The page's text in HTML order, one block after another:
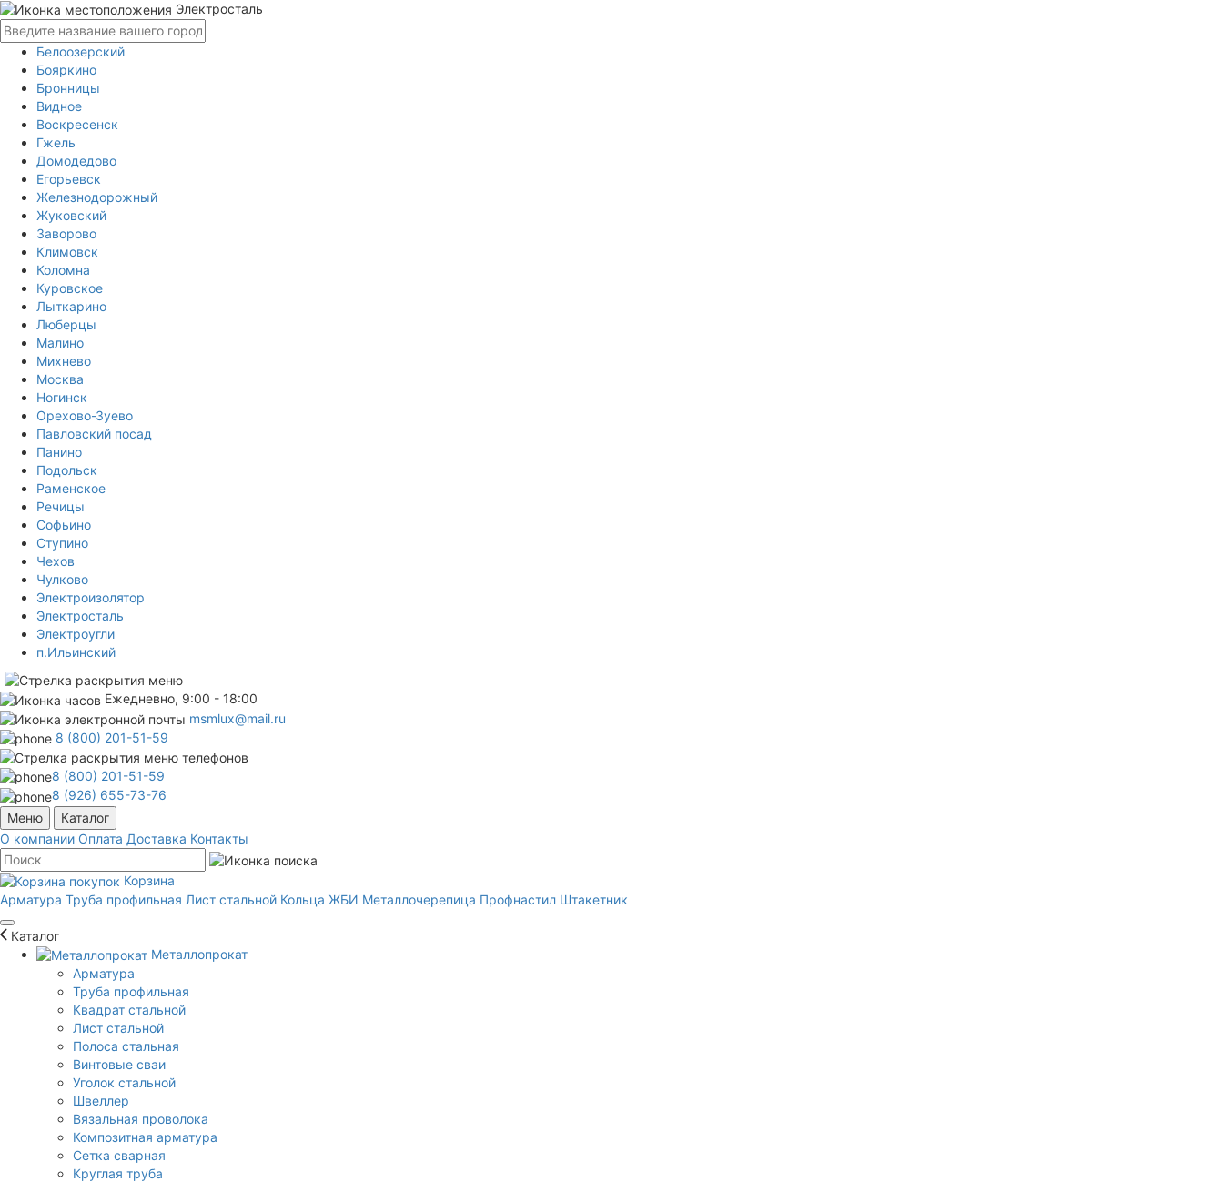
Электросталь
Белоозерский
Бояркино
Бронницы
Видное
Воскресенск
Гжель
Домодедово
Егорьевск
Железнодорожный
Жуковский
Заворово
Климовск
Коломна
Куровское
Лыткарино
Люберцы
Малино
Михнево
Москва
Ногинск
Орехово-Зуево
Павловский посад
Панино
Подольск
Раменское
Речицы
Софьино
Ступино
Чехов
Чулково
Электроизолятор
Электросталь
Электроугли
п.Ильинский
Ежедневно, 9:00 - 18:00
msmlux@mail.ru
8 (800) 201-51-59
8 (800) 201-51-59
8 (926) 655-73-76
Меню
Каталог
О компании Оплата Доставка Контакты
Корзина
Арматура Труба профильная Лист стальной Кольца ЖБИ Металлочерепица Профнастил Штакетник
Каталог
Металлопрокат
Арматура
Труба профильная
Квадрат стальной
Лист стальной
Полоса стальная
Винтовые сваи
Уголок стальной
Швеллер
Вязальная проволока
Композитная арматура
Сетка сварная
Круглая труба